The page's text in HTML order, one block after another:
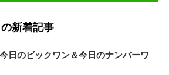
の新着記事
日のビックワン＆今日のナンバーワ